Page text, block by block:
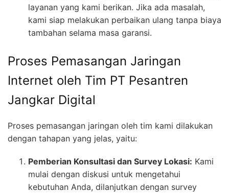
layanan yang kami berikan. Jika ada masalah,
kami siap melakukan perbaikan ulang tanpa biaya
tambahan selama masa garansi.
Proses Pemasangan Jaringan
Internet oleh Tim PT Pesantren
Jangkar Digital
Proses pemasangan jaringan oleh tim kami dilakukan
dengan tahapan yang jelas, yaitu:
Pemberian Konsultasi dan Survey Lokasi: Kami
mulai dengan diskusi untuk mengetahui
kebutuhan Anda, dilanjutkan dengan survey